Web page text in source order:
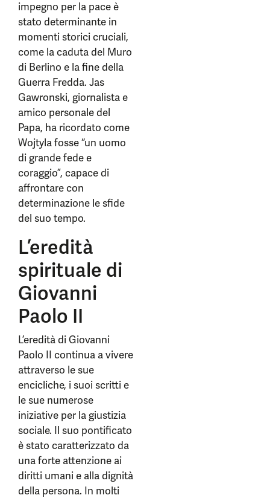
impegno per la pace è
stato determinante in
momenti storici cruciali,
come la caduta del Muro
di Berlino e la fine della
Guerra Fredda. Jas
Gawronski, giornalista e
amico personale del
Papa, ha ricordato come
Wojtyla fosse “un uomo
di grande fede e
coraggio”, capace di
affrontare con
determinazione le sfide
del suo tempo.
L’eredità
spirituale di
Giovanni
Paolo II
L’eredità di Giovanni
Paolo II continua a vivere
attraverso le sue
encicliche, i suoi scritti e
le sue numerose
iniziative per la giustizia
sociale. Il suo pontificato
è stato caratterizzato da
una forte attenzione ai
diritti umani e alla dignità
della persona. In molti